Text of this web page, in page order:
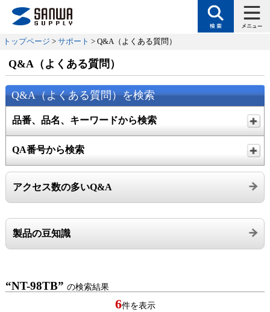
トップページ > サポート > Q&A（よくある質問）
Q&A（よくある質問）
Q&A（よくある質問）を検索
品番、品名、キーワードから検索
QA番号から検索
アクセス数の多いQ&A
製品の豆知識
“NT-98TB”の検索結果
6件を表示